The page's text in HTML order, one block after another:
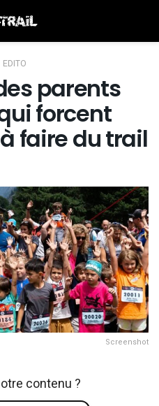
EDITO
parents
forcent
faire du trail
Screenshot
contenu ?